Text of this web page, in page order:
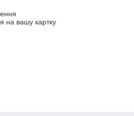
на вашу картку